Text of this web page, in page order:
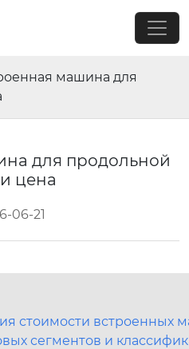
машина для
для продольной
цена
06-21
стоимости встроенных
сегментов и